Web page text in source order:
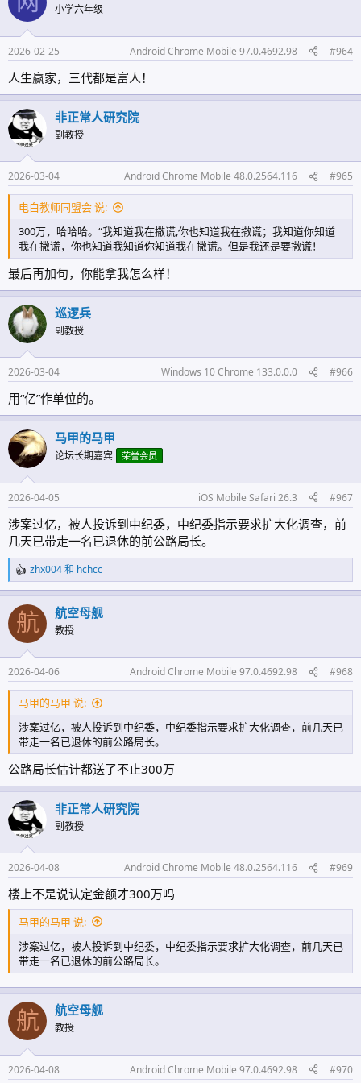
小学六年级
2026-02-25 Android Chrome Mobile 97.0.4692.98 #964
人生赢家，三代都是富人！
非正常人研究院
副教授
2026-03-04 Android Chrome Mobile 48.0.2564.116 #965
电白教师同盟会 说:
300万，哈哈哈。“我知道我在撒谎,你也知道我在撒谎；我知道你知道
我在撒谎，你也知道我知道你知道我在撒谎。但是我还是要撒谎！
最后再加句，你能拿我怎么样！
巡逻兵
副教授
2026-03-04 Windows 10 Chrome 133.0.0.0 #966
用“亿”作单位的。
马甲的马甲
论坛长期嘉宾 荣誉会员
2026-04-05 iOS Mobile Safari 26.3 #967
涉案过亿，被人投诉到中纪委，中纪委指示要求扩大化调查，前
几天已带走一名已退休的前公路局长。
反
馈
:
zhx004和 hchcc
航 航空母舰
教授
2026-04-06 Android Chrome Mobile 97.0.4692.98 #968
马甲的马甲 说:
涉案过亿，被人投诉到中纪委，中纪委指示要求扩大化调查，前几天已
带走一名已退休的前公路局长。
公路局长估计都送了不止300万
非正常人研究院
副教授
2026-04-08 Android Chrome Mobile 48.0.2564.116 #969
楼上不是说认定金额才300万吗
马甲的马甲 说:
涉案过亿，被人投诉到中纪委，中纪委指示要求扩大化调查，前几天已
带走一名已退休的前公路局长。
航 航空母舰
教授
2026-04-08 Android Chrome Mobile 97.0.4692.98 #970